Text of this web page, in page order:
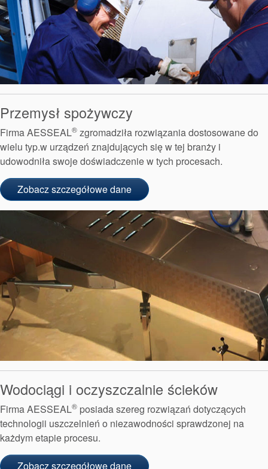
Przemysł spożywczy
Firma AESSEAL® zgromadziła rozwiązania dostosowane do
wielu typ.w urządzeń znajdujących się w tej branży i
udowodniła swoje doświadczenie w tych procesach.
Zobacz szczegółowe dane
Wodociągi i oczyszczalnie ścieków
Firma AESSEAL® posiada szereg rozwiązań dotyczących
technologii uszczelnień o niezawodności sprawdzonej na
każdym etapie procesu.
Zobacz szczegółowe dane